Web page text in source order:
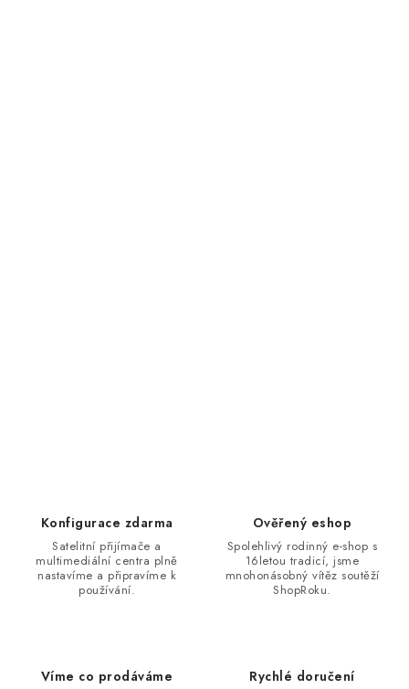
Konfigurace zdarma
Satelitní přijímače a
multimediální centra plně
nastavíme a připravíme k
používání.
Ověřený eshop
Spolehlivý rodinný e-shop s
16letou tradicí, jsme
mnohonásobný vítěz soutěží
ShopRoku.
Víme co prodáváme Rychlé doručení